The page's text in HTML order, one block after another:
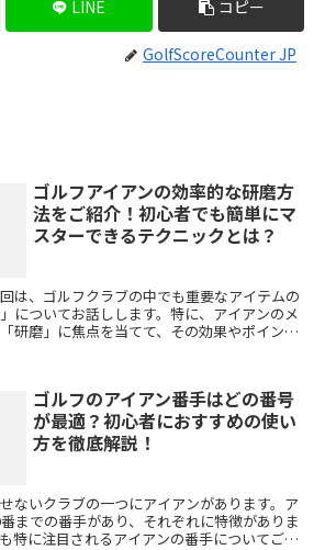
LINE コピー
GolfScoreCounter JP
ゴルフアイアンの効率的な研磨方
法をご紹介！初心者でも簡単にマ
スターできるテクニックとは？
は、ゴルフクラブの中でも重要なアイテムの
についてお話しします。特に、アイアンのメ
研磨」に焦点を当てて、その効果やポイント
ゴルフのアイアン番手はどの番号
が最適？初心者におすすめの使い
方を徹底解説！
ないクラブの一つにアイアンがあります。ア
までの番手があり、それぞれに特徴がありま
特に注目されるアイアンの番手についてご紹